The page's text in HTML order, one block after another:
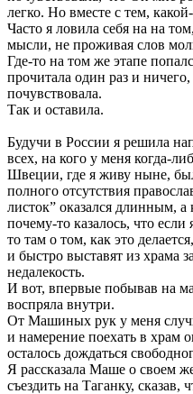
легко. Но вместе с тем,
Часто я ловила себя на на
мысли, не проживая слов
Где-то на том же этапе
прочитала один раз и
почувствовала.
Так и оставила.
Будучи в России я решила
всех, на кого у меня когда-
Швеции, где я живу ныне,
полного отсутствия
листок” оказался длинным, а
почему-то казалось, что
то там о том, как это
и быстро выставят из храма
недалекость.
И вот, впервые побывав на
воспряла внутри.
От Машиных рук у меня
и намерение поехать в храм
осталось дождаться
Я рассказала Маше о своем
съездить на Таганку, сказав,